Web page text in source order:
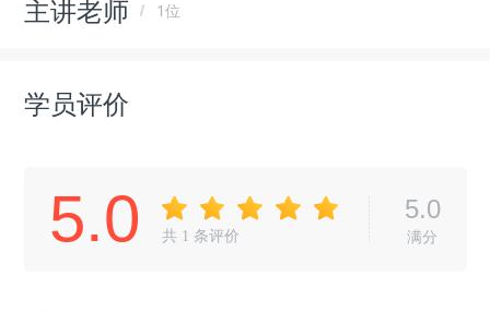
主讲老师 1位
学员评价
5.0 共 1 条评价
5.0
满分